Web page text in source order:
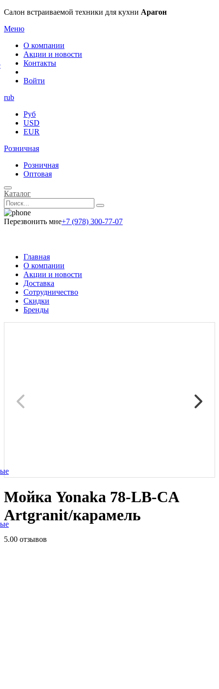
Салон встраиваемой техники для кухни Арагон
Меню
О компании
Акции и новости
Контакты
Войти
rub
Руб
USD
EUR
Розничная
Розничная
Оптовая
Каталог
Перезвонить мне+7 (978) 300-77-07
Главная
О компании
Акции и новости
Доставка
Сотрудничество
Скидки
Бренды
Мойка Yonaka 78-LB-CA
Artgranit/карамель
5.00 отзывов